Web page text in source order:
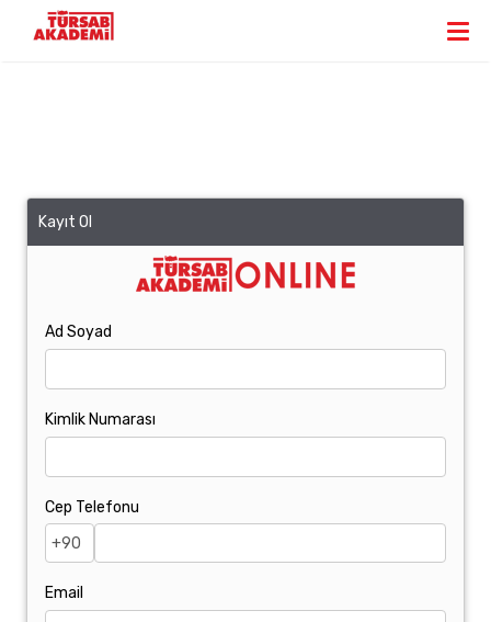
Kayıt Ol
Ad Soyad
Kimlik Numarası
Cep Telefonu
Email